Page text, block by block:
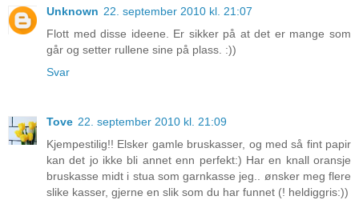
Unknown 22. september 2010 kl. 21:07
Flott med disse ideene. Er sikker på at det er mange som
går og setter rullene sine på plass. :))
Svar
Tove 22. september 2010 kl. 21:09
Kjempestilig!! Elsker gamle bruskasser, og med så fint papir
kan det jo ikke bli annet enn perfekt:) Har en knall oransje
bruskasse midt i stua som garnkasse jeg.. ønsker meg flere
slike kasser, gjerne en slik som du har funnet (! heldiggris:))